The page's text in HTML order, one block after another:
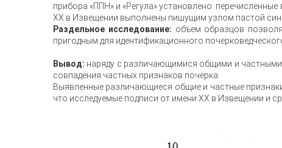
прибора «ППН» и «Регула» установлено:
ХХ в Извещении выполнены пишущим узлом пастой
Раздельное исследование: объем образцов
пригодным для идентификационного
Вывод: наряду с различающимися общими и частными
совпадения частных признаков почерка.
Выявленные различающиеся общие и частные
что исследуемые подписи от имени ХХ в Извещении и